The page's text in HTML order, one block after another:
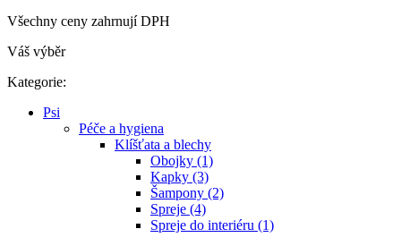
Všechny ceny zahrnují DPH
Váš výběr
Kategorie:
Psi
Péče a hygiena
Klíšťata a blechy
Obojky (1)
Kapky (3)
Šampony (2)
Spreje (4)
Spreje do interiéru (1)